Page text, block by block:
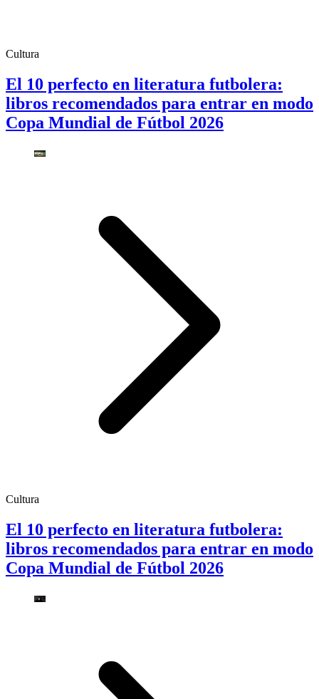
Cultura
El 10 perfecto en literatura futbolera:
libros recomendados para entrar en modo
Copa Mundial de Fútbol 2026
Cultura
El 10 perfecto en literatura futbolera:
libros recomendados para entrar en modo
Copa Mundial de Fútbol 2026